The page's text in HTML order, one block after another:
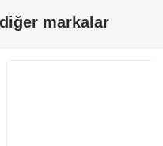
markalar